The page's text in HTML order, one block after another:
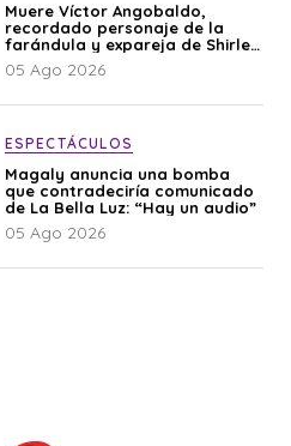
Muere Víctor Angobaldo,
recordado personaje de la
farándula y expareja de Shirley
Cherres
05 Ago 2026
ESPECTÁCULOS
Magaly anuncia una bomba
que contradeciría comunicado
de La Bella Luz: “Hay un audio”
05 Ago 2026